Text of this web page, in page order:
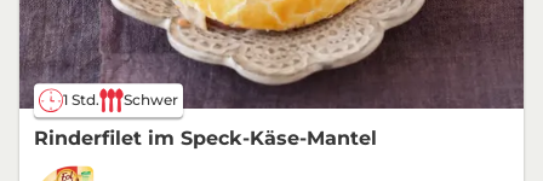
1 Std. Schwer
Rinderfilet im Speck-Käse-Mantel